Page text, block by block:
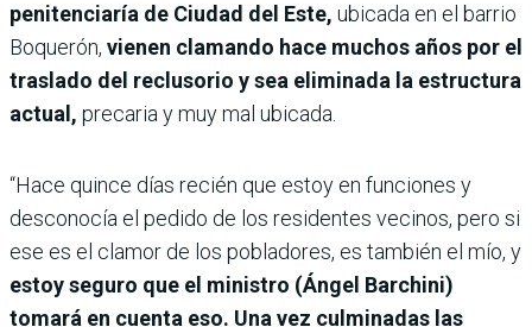
penitenciaría de Ciudad del Este, ubicada en el barrio
Boquerón, vienen clamando hace muchos años por el
traslado del reclusorio y sea eliminada la estructura
actual, precaria y muy mal ubicada.
“Hace quince días recién que estoy en funciones y
desconocía el pedido de los residentes vecinos, pero si
ese es el clamor de los pobladores, es también el mío, y
estoy seguro que el ministro (Ángel Barchini)
tomará en cuenta eso. Una vez culminadas las